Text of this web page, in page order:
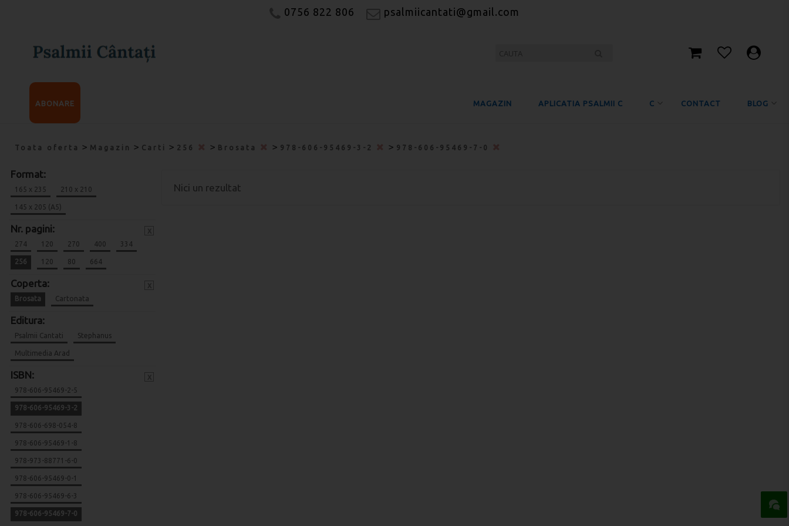
0756 822 806 psalmiicantati@gmail.com
MAGAZIN APLICATIA PSALMII C C CONTACT BLOG
ABONARE
Toata oferta > Magazin > Carti > 256 > Brosata > 978-606-95469-3-2 > 978-606-95469-7-0
Format:
165 x 235 210 x 210
145 x 205 (A5)
Nr. pagini:
274 120 270 400 334
256 120 80 664
Coperta:
Brosata Cartonata
Editura:
Psalmii Cantati Stephanus
Multimedia Arad
ISBN:
978-606-95469-2-5
978-606-95469-3-2
978-606-698-054-8
978-606-95469-1-8
978-973-88771-6-0
978-606-95469-0-1
978-606-95469-6-3
978-606-95469-7-0
Nici un rezultat